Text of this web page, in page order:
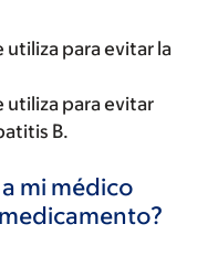
para evitar la
utiliza para evitar
B.
mi médico